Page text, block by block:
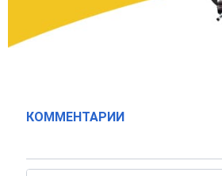
КОММЕНТАРИИ